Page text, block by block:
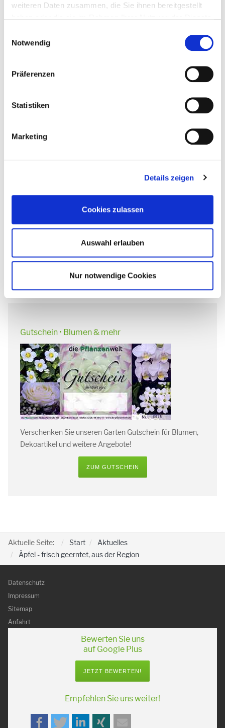
weiteren Daten zusammen, die Sie ihnen bereitgestellt
Notwendig
Präferenzen
Statistiken
Marketing
Details zeigen
Cookies zulassen
Auswahl erlauben
Nur notwendige Cookies
53229 Bonn - Beuel
Inhaber:
Dirk Langbehn
Kontakt:
Tel.: 0228 96586777
Gutschein • Blumen & mehr
Verschenken Sie unseren Garten Gutschein für Blumen,
Dekoartikel und weitere Angebote!
ZUM GUTSCHEIN
Aktuelle Seite: Start
Aktuelles
Äpfel - frisch geerntet, aus der Region
Datenschutz
Impressum
Sitemap
Anfahrt
Bewerten Sie uns
auf Google Plus
JETZT BEWERTEN!
Empfehlen Sie uns weiter!